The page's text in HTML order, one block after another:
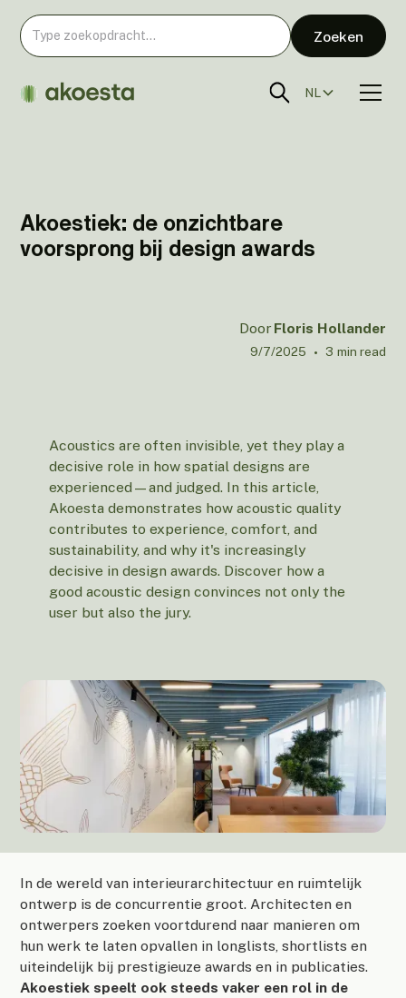
NL
Akoestiek: de onzichtbare
voorsprong bij design awards
DoorFloris Hollander
9/7/2025 • 3 min read
Acoustics are often invisible, yet they play a
decisive role in how spatial designs are
experienced—and judged. In this article,
Akoesta demonstrates how acoustic quality
contributes to experience, comfort, and
sustainability, and why it's increasingly
decisive in design awards. Discover how a
good acoustic design convinces not only the
user but also the jury.
In de wereld van interieurarchitectuur en ruimtelijk
ontwerp is de concurrentie groot. Architecten en
ontwerpers zoeken voortdurend naar manieren om
hun werk te laten opvallen in longlists, shortlists en
uiteindelijk bij prestigieuze awards en in publicaties.
Akoestiek speelt ook steeds vaker een rol in de